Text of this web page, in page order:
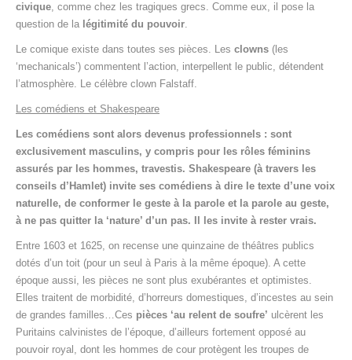
civique, comme chez les tragiques grecs. Comme eux, il pose la
question de la légitimité du pouvoir.
Le comique existe dans toutes ses pièces. Les clowns (les
‘mechanicals’) commentent l’action, interpellent le public, détendent
l’atmosphère. Le célèbre clown Falstaff.
Les comédiens et Shakespeare
Les comédiens sont alors devenus professionnels : sont
exclusivement masculins, y compris pour les rôles féminins
assurés par les hommes, travestis. Shakespeare (à travers les
conseils d’Hamlet) invite ses comédiens à dire le texte d’une voix
naturelle, de conformer le geste à la parole et la parole au geste,
à ne pas quitter la ‘nature’ d’un pas. Il les invite à rester vrais.
Entre 1603 et 1625, on recense une quinzaine de théâtres publics
dotés d’un toit (pour un seul à Paris à la même époque). A cette
époque aussi, les pièces ne sont plus exubérantes et optimistes.
Elles traitent de morbidité, d’horreurs domestiques, d’incestes au sein
de grandes familles…Ces pièces ‘au relent de soufre’ ulcèrent les
Puritains calvinistes de l’époque, d’ailleurs fortement opposé au
pouvoir royal, dont les hommes de cour protègent les troupes de